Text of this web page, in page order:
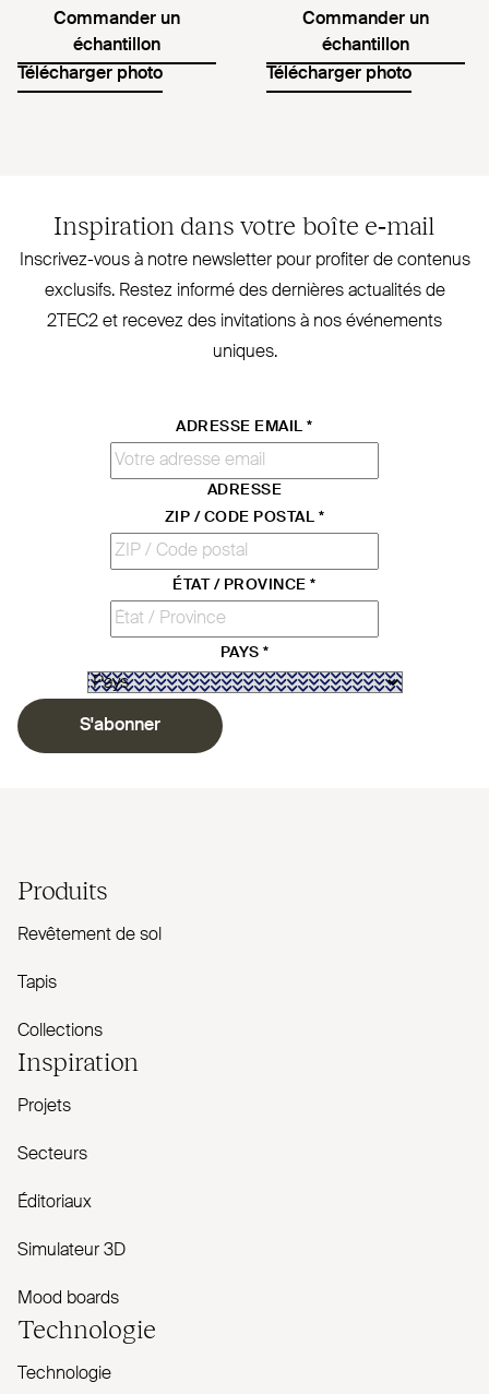
Commander un
échantillon
Télécharger photo
Commander un
échantillon
Télécharger photo
Inspiration dans votre boîte e‑mail
Inscrivez-vous à notre newsletter pour profiter de contenus
exclusifs. Restez informé des dernières actualités de
2TEC2 et recevez des invi­tations à nos évé­nements
uniques.
ADRESSE EMAIL*
ADRESSE
ZIP / CODE POSTAL *
ÉTAT / PROVINCE*
PAYS *
S'abonner
Produits
Revêtement de sol
Tapis
Collections
Inspiration
Projets
Secteurs
Éditoriaux
Simulateur 3D
Mood boards
Technologie
Technologie